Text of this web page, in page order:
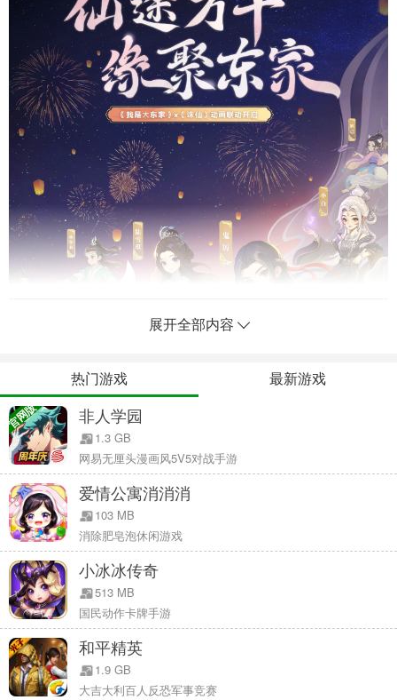
在这一次的联动中，益世界《我是大东家》携手《诛仙》动画，
共同探索国漫IP联动从“流量叠加”到“文化共创”的全新图景。
除了复现《诛仙》动画中的多位经典角色——鬼厉、陆雪琪、金
瓶儿、小白、林惊羽之外，更尝试「用经营玩法解构仙侠叙事」，将
展开全部内容
热门游戏 最新游戏
官网版 非人学园
1.3 GB
网易无厘头漫画风5V5对战手游
爱情公寓消消消
103 MB
消除肥皂泡休闲游戏
小冰冰传奇
513 MB
国民动作卡牌手游
和平精英
1.9 GB
大吉大利百人反恐军事竞赛